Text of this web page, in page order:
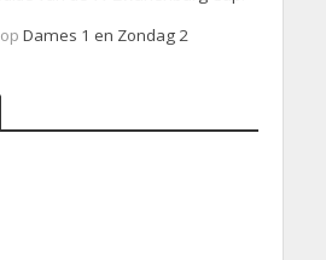
op Dames 1 en Zondag 2